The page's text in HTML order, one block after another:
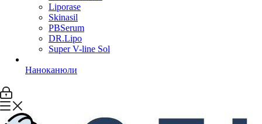
Liporase
Skinasil
PBSerum
DR.Lipo
Super V-line Sol
Наноканюли